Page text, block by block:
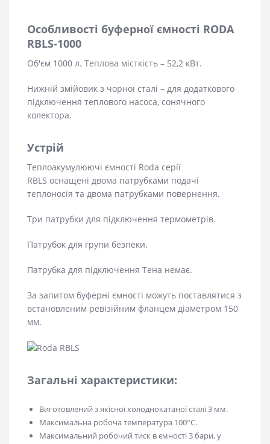
Особливості буферної ємності RODA
RBLS-1000
Об'єм 1000 л. Теплова місткість – 52,2 кВт.
Нижній змійовик з чорної сталі – для додаткового
підключення теплового насоса, сонячного
колектора.
Устрій
Теплоакумулюючі ємності Roda серії
RBLS оснащені двома патрубками подачі
теплоносія та двома патрубками повернення.
Три патрубки для підключення термометрів.
Патрубок для групи безпеки.
Патрубка для підключення Тена немає.
За запитом буферні ємності можуть поставлятися з
встановленим ревізійним фланцем діаметром 150
мм.
Загальні характеристики:
Виготовлений з якісної холоднокатаної сталі 3 мм.
Максимальна робоча температура 100°С.
Максимальний робочий тиск в ємності 3 бари, у